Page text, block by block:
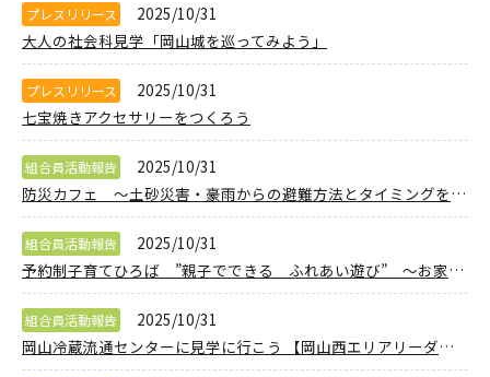
プレスリリース
2025/10/31
大人の社会科見学「岡山城を巡ってみよう」
プレスリリース
2025/10/31
七宝焼きアクセサリーをつくろう
組合員活動報告
2025/10/31
防災カフェ ～土砂災害・豪雨からの避難方法とタイミングを一緒に考えてみませんか～ 【岡山東エリアいきいき委員会】
組合員活動報告
2025/10/31
予約制子育てひろば ”親子でできる ふれあい遊び” ～お家でできる💛親子で楽しめる♪ふれあい遊びしませんか～ 【岡山西エリア子育て応援PJ】
組合員活動報告
2025/10/31
岡山冷蔵流通センターに見学に行こう 【岡山西エリアリーダー会議】